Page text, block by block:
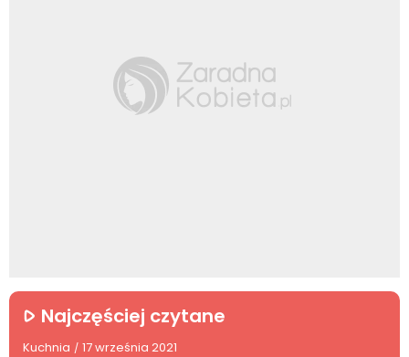
Najczęściej czytane
Kuchnia / 17 września 2021